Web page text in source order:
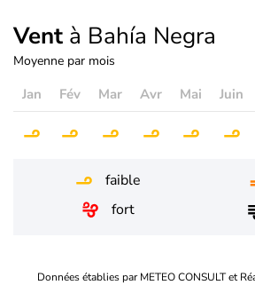
Vent à Bahía Negra
Moyenne par mois
Jan Fév Mar Avr Mai Juin
faible
fort
Données établies par METEO CONSULT et